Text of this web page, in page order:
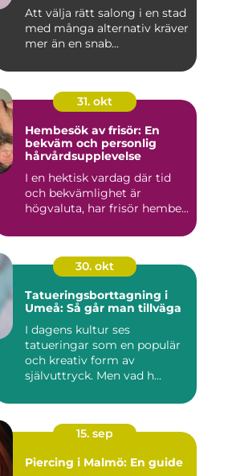
Att välja rätt salong i en stad
med många alternativ kräver
mer än en snab...
31. okt
Hembesök av frisör: En
bekväm och personlig
hårvårdsupplevelse
I en hektisk vardag där tid
och bekvämlighet är
högvaluta, har frisör hembe...
30. okt
Tatueringsborttagning i
Umeå: Så går man tillväga
I dagens kultur ses
tatueringar som en populär
och kreativ form av
självuttryck. Men vad h...
15. sep
Piercing i Malmö: En guide